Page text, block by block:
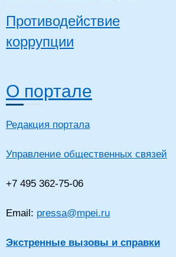
Противодействие
коррупции
О портале
Редакция портала
Управление общественных связей
+7 495 362-75-06
Email: pressa@mpei.ru
Экстренные вызовы и справки